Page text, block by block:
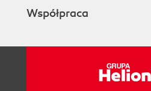
GraphQL
wykorzystaniem klienta
Konfigurowanie
Współpraca